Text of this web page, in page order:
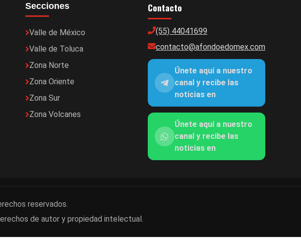
Secciones
Valle de México
Valle de Toluca
Zona Norte
Zona Oriente
Zona Sur
Zona Volcanes
Contacto
(55) 44041699
contacto@afondoedomex.com
Únete aquí a nuestro
canal y recibe las
noticias en
Únete aquí a nuestro
canal y recibe las
noticias en
reservados.
de autor y propiedad intelectual.